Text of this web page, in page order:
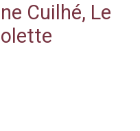
Cuilhé, Le